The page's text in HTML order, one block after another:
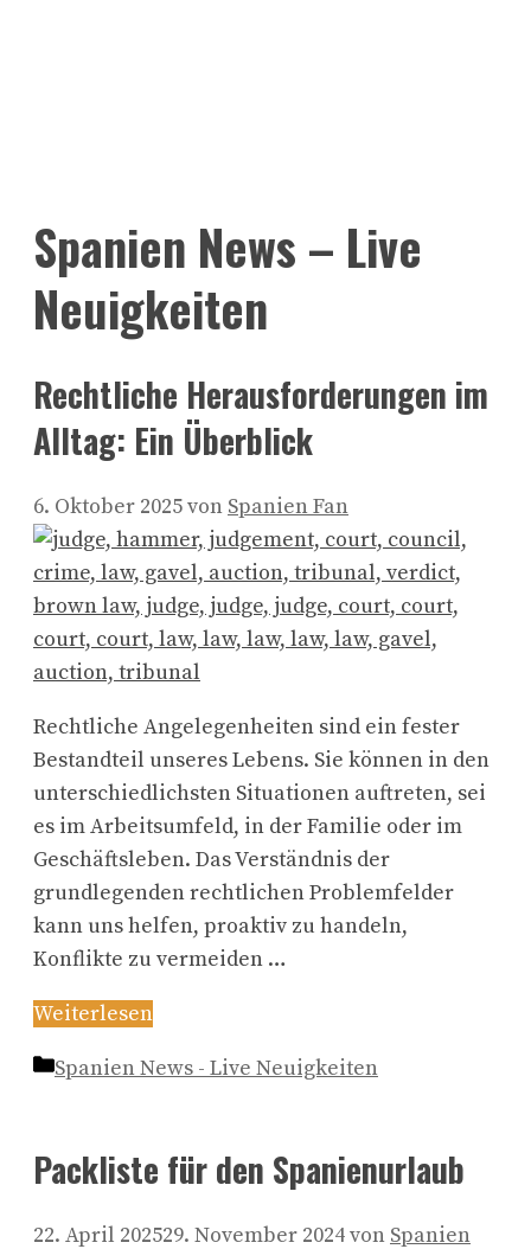
Spanien News – Live
Neuigkeiten
Rechtliche Herausforderungen im
Alltag: Ein Überblick
6. Oktober 2025von Spanien Fan
Rechtliche Angelegenheiten sind ein fester
Bestandteil unseres Lebens. Sie können in den
unterschiedlichsten Situationen auftreten, sei
es im Arbeitsumfeld, in der Familie oder im
Geschäftsleben. Das Verständnis der
grundlegenden rechtlichen Problemfelder
kann uns helfen, proaktiv zu handeln,
Konflikte zu vermeiden …
Weiterlesen
Kategorien
Spanien News - Live Neuigkeiten
Packliste für den Spanienurlaub
22. April 202529. November 2024von Spanien